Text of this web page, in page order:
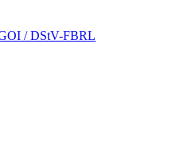
/ DStV-FBRL